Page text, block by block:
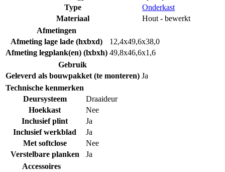
Type
Onderkast
Materiaal
Hout - bewerkt
Afmetingen
Afmeting lage lade (hxbxd)
12,4x49,6x38,0
Afmeting legplank(en) (lxbxh) 49,8x46,6x1,6
Gebruik
Geleverd als bouwpakket (te monteren) Ja
Technische kenmerken
Deursysteem
Draaideur
Hoekkast
Nee
Inclusief plint
Ja
Inclusief werkblad
Ja
Met softclose
Nee
Verstelbare planken
Ja
Accessoires